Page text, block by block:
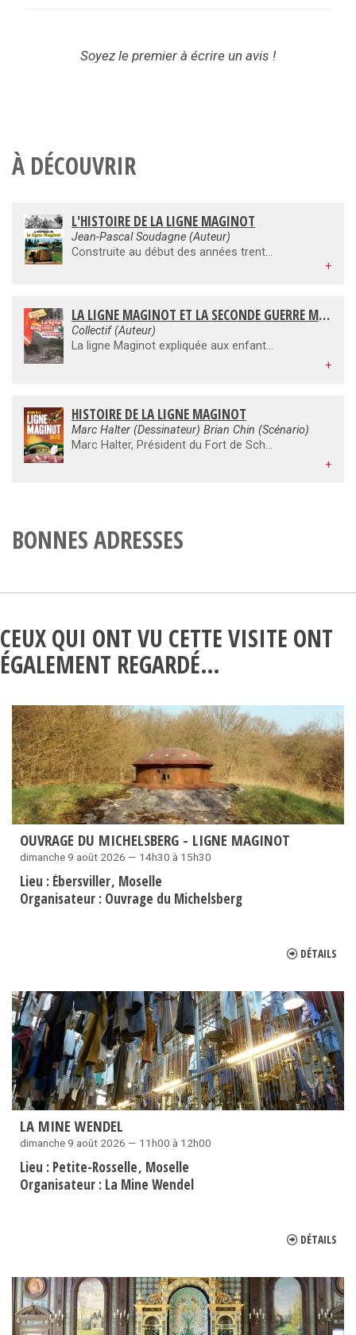
Soyez le premier à écrire un avis !
À DÉCOUVRIR
L'HISTOIRE DE LA LIGNE MAGINOT
Jean-Pascal Soudagne (Auteur)
Construite au début des années trente, après bien des palabres, des différences de points de vue, des pertes de temps et des moyens financiers qui, quoique importants, ne purent être, au final, à la mesure des travaux envisagés, la ligne Maginot est la plus imposante construction réalisée en France. Symbole d’une époque où deux pays, la France et l’Allemagne, ne s’aimaient guère, cette ligne “ construite à moitié ” que l’on voulait incontournable l’est désormais en raison d’un tourisme de mémoire qui se développe de plus en plus autour d’elle. Une belle revanche sur ce terrible mai-juin 1940.
+
LA LIGNE MAGINOT ET LA SECONDE GUERRE MONDIALE - JEUNESSE
Collectif (Auteur)
La ligne Maginot expliquée aux enfants.
+
HISTOIRE DE LA LIGNE MAGINOT
Marc Halter (Dessinateur) Brian Chin (Scénario)
Marc Halter, Président du Fort de Schoenenbourg en Alsace est un expert de la Ligne Maginot. Auteur du présent ouvrage, il démystifie une légende tenace, Il nous explique la véritable histoire de cette fortification, sa genèse, ses fonctions, sa construction et les violents combats livrés en Alsace-Lorraine, et dans les Alpes. Il réhabilite également la mémoire des combattants invaincus de la forteresse qui comptent parmi les premiers résistants français de 1940. Brian B. CHIN, dessinateur américain, ajoute à une mise en scène vivante des personnages de cette époque, une connaissance scrupuleuse des détails de cette fortification moderne.
+
BONNES ADRESSES
CEUX QUI ONT VU CETTE VISITE ONT
ÉGALEMENT REGARDÉ…
OUVRAGE DU MICHELSBERG - LIGNE MAGINOT
dimanche 9 août 2026 — 14h30 à 15h30
Lieu : Ébersviller Moselle
Organisateur : Ouvrage du Michelsberg
DÉTAILS
LA MINE WENDEL
dimanche 9 août 2026 — 11h00 à 12h00
Lieu : Petite-Rosselle Moselle
Organisateur : La Mine Wendel
DÉTAILS